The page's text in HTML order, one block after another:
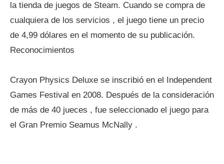
la tienda de juegos de Steam. Cuando se compra de
cualquiera de los servicios , el juego tiene un precio
de 4,99 dólares en el momento de su publicación.
Reconocimientos
Crayon Physics Deluxe se inscribió en el Independent
Games Festival en 2008. Después de la consideración
de más de 40 jueces , fue seleccionado el juego para
el Gran Premio Seamus McNally .